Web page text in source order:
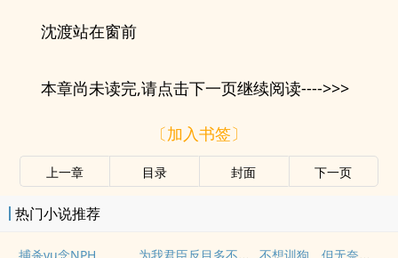
沈渡站在窗前
本章尚未读完,请点击下一页继续阅读---->>>
〔加入书签〕
上一章 目录 封面 下一页
热门小说推荐